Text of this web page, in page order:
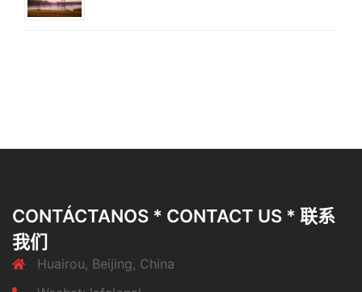
CONTÁCTANOS * CONTACT US * 联系
我们
Huairou, Beijing, China